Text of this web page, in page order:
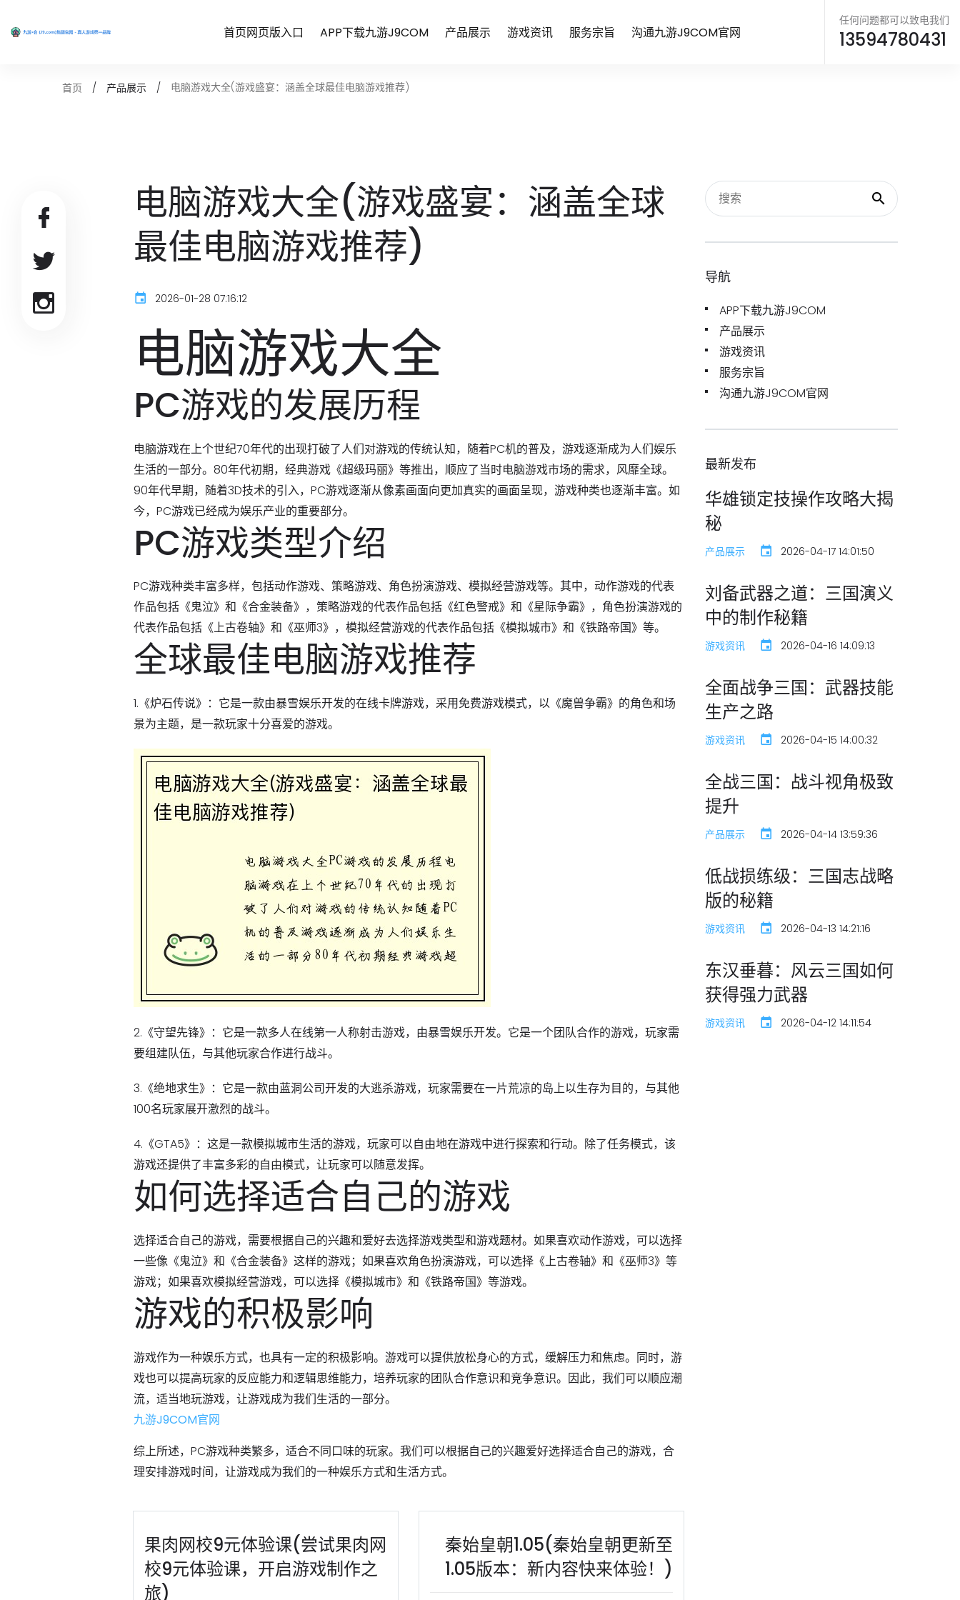
首页网页版入口 APP下载九游J9COM 产品展示 游戏资讯 服务宗旨 沟通九游J9COM官网
任何问题都可以致电我们
13594780431
首页 产品展示 电脑游戏大全(游戏盛宴：涵盖全球最佳电脑游戏推荐)
电脑游戏大全(游戏盛宴：涵盖全球
最佳电脑游戏推荐)
2026-01-28 07:16:12
电脑游戏大全
PC游戏的发展历程
电脑游戏在上个世纪70年代的出现打破了人们对游戏的传统认知，随着PC机的普及，游戏逐渐成为人们娱乐
生活的一部分。80年代初期，经典游戏《超级玛丽》等推出，顺应了当时电脑游戏市场的需求，风靡全球。
90年代早期，随着3D技术的引入，PC游戏逐渐从像素画面向更加真实的画面呈现，游戏种类也逐渐丰富。如
今，PC游戏已经成为娱乐产业的重要部分。
PC游戏类型介绍
PC游戏种类丰富多样，包括动作游戏、策略游戏、角色扮演游戏、模拟经营游戏等。其中，动作游戏的代表
作品包括《鬼泣》和《合金装备》，策略游戏的代表作品包括《红色警戒》和《星际争霸》，角色扮演游戏的
代表作品包括《上古卷轴》和《巫师3》，模拟经营游戏的代表作品包括《模拟城市》和《铁路帝国》等。
全球最佳电脑游戏推荐
1.《炉石传说》：它是一款由暴雪娱乐开发的在线卡牌游戏，采用免费游戏模式，以《魔兽争霸》的角色和场
景为主题，是一款玩家十分喜爱的游戏。
2.《守望先锋》：它是一款多人在线第一人称射击游戏，由暴雪娱乐开发。它是一个团队合作的游戏，玩家需
要组建队伍，与其他玩家合作进行战斗。
3.《绝地求生》：它是一款由蓝洞公司开发的大逃杀游戏，玩家需要在一片荒凉的岛上以生存为目的，与其他
100名玩家展开激烈的战斗。
4.《GTA5》：这是一款模拟城市生活的游戏，玩家可以自由地在游戏中进行探索和行动。除了任务模式，该
游戏还提供了丰富多彩的自由模式，让玩家可以随意发挥。
如何选择适合自己的游戏
选择适合自己的游戏，需要根据自己的兴趣和爱好去选择游戏类型和游戏题材。如果喜欢动作游戏，可以选择
一些像《鬼泣》和《合金装备》这样的游戏；如果喜欢角色扮演游戏，可以选择《上古卷轴》和《巫师3》等
游戏；如果喜欢模拟经营游戏，可以选择《模拟城市》和《铁路帝国》等游戏。
游戏的积极影响
游戏作为一种娱乐方式，也具有一定的积极影响。游戏可以提供放松身心的方式，缓解压力和焦虑。同时，游
戏也可以提高玩家的反应能力和逻辑思维能力，培养玩家的团队合作意识和竞争意识。因此，我们可以顺应潮
流，适当地玩游戏，让游戏成为我们生活的一部分。
九游J9COM官网
综上所述，PC游戏种类繁多，适合不同口味的玩家。我们可以根据自己的兴趣爱好选择适合自己的游戏，合
理安排游戏时间，让游戏成为我们的一种娱乐方式和生活方式。
果肉网校9元体验课(尝试果肉网
校9元体验课，开启游戏制作之
旅)
秦始皇朝1.05(秦始皇朝更新至
1.05版本：新内容快来体验！)
导航
APP下载九游J9COM
产品展示
游戏资讯
服务宗旨
沟通九游J9COM官网
最新发布
华雄锁定技操作攻略大揭
秘
产品展示 2026-04-17 14:01:50
刘备武器之道：三国演义
中的制作秘籍
游戏资讯 2026-04-16 14:09:13
全面战争三国：武器技能
生产之路
游戏资讯 2026-04-15 14:00:32
全战三国：战斗视角极致
提升
产品展示 2026-04-14 13:59:36
低战损练级：三国志战略
版的秘籍
游戏资讯 2026-04-13 14:21:16
东汉垂暮：风云三国如何
获得强力武器
游戏资讯 2026-04-12 14:11:54